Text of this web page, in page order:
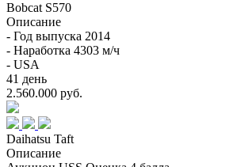
Bobcat S570
Описание
- Год выпуска 2014
- Наработка 4303 м/ч
- USA
41 день
2.560.000 руб.
Daihatsu Taft
Описание